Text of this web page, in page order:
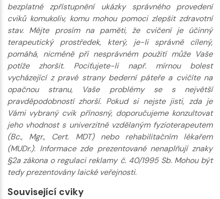
bezplatné zpřístupnění ukázky správného provedení
cviků komukoliv, komu mohou pomoci zlepšit zdravotní
stav. Mějte prosím na paměti, že cvičení je účinný
terapeutický prostředek, který, je-li správně cílený,
pomáhá, nicméně při nesprávném použití může Vaše
potíže zhoršit. Pociťujete-li např. mírnou bolest
vycházející z pravé strany bederní páteře a cvičíte na
opačnou stranu, Vaše problémy se s největší
pravděpodobností zhorší. Pokud si nejste jisti, zda je
Vámi vybraný cvik přínosný, doporučujeme konzultovat
jeho vhodnost s univerzitně vzdělaným fyzioterapeutem
(Bc., Mgr., Cert. MDT) nebo rehabilitačním lékařem
(MUDr.). Informace zde prezentované nenaplňují znaky
§2a zákona o regulaci reklamy č. 40/1995 Sb. Mohou být
tedy prezentovány laické veřejnosti.
Související cviky